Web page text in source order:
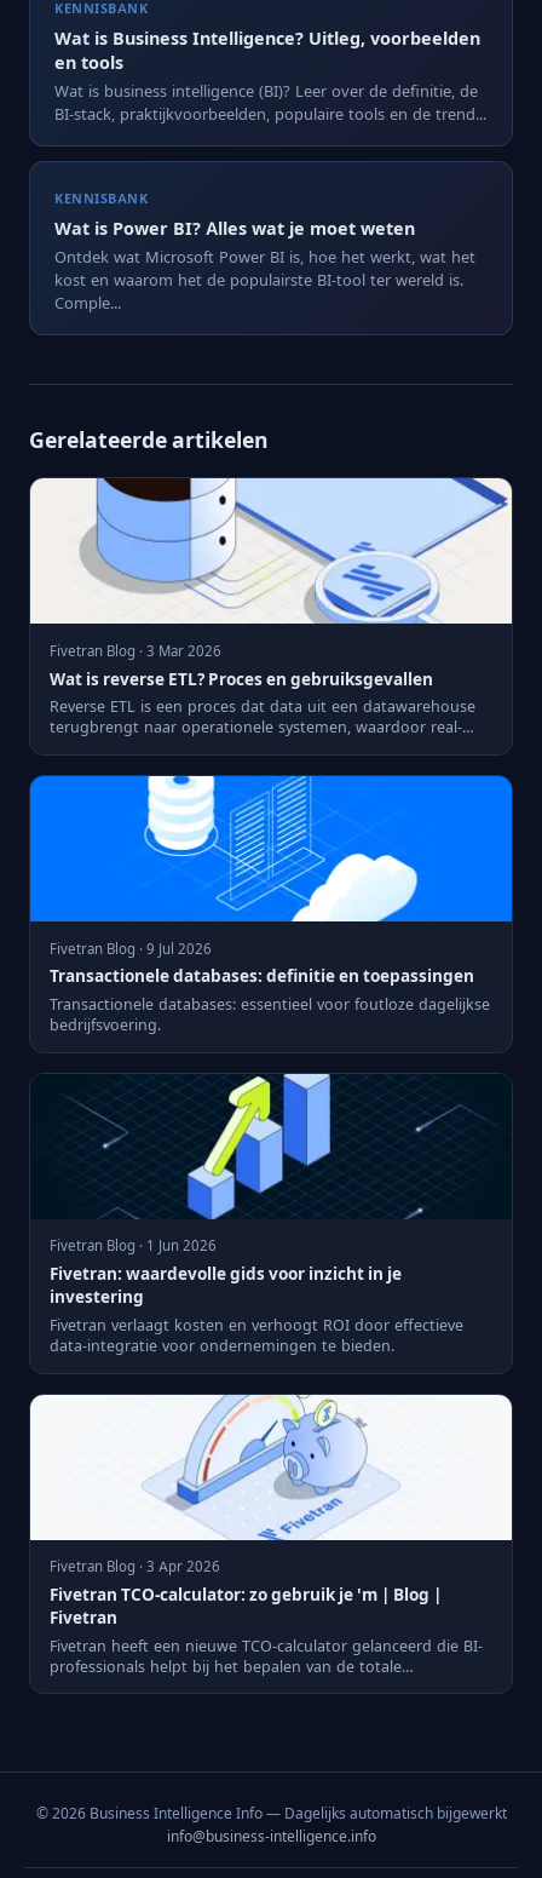
KENNISBANK
Wat is Business Intelligence? Uitleg, voorbeelden
en tools
Wat is business intelligence (BI)? Leer over de definitie, de
BI-stack, praktijkvoorbeelden, populaire tools en de trend...
KENNISBANK
Wat is Power BI? Alles wat je moet weten
Ontdek wat Microsoft Power BI is, hoe het werkt, wat het
kost en waarom het de populairste BI-tool ter wereld is.
Comple...
Gerelateerde artikelen
Fivetran Blog · 3 Mar 2026
Wat is reverse ETL? Proces en gebruiksgevallen
Reverse ETL is een proces dat data uit een datawarehouse
terugbrengt naar operationele systemen, waardoor real-
Fivetran Blog · 9 Jul 2026
Transactionele databases: definitie en toepassingen
Transactionele databases: essentieel voor foutloze dagelijkse
bedrijfsvoering.
Fivetran Blog · 1 Jun 2026
Fivetran: waardevolle gids voor inzicht in je
investering
Fivetran verlaagt kosten en verhoogt ROI door effectieve
data-integratie voor ondernemingen te bieden.
Fivetran Blog · 3 Apr 2026
Fivetran TCO-calculator: zo gebruik je 'm | Blog |
Fivetran
Fivetran heeft een nieuwe TCO-calculator gelanceerd die BI-
professionals helpt bij het bepalen van de totale
© 2026 Business Intelligence Info — Dagelijks automatisch bijgewerkt
info@business-intelligence.info